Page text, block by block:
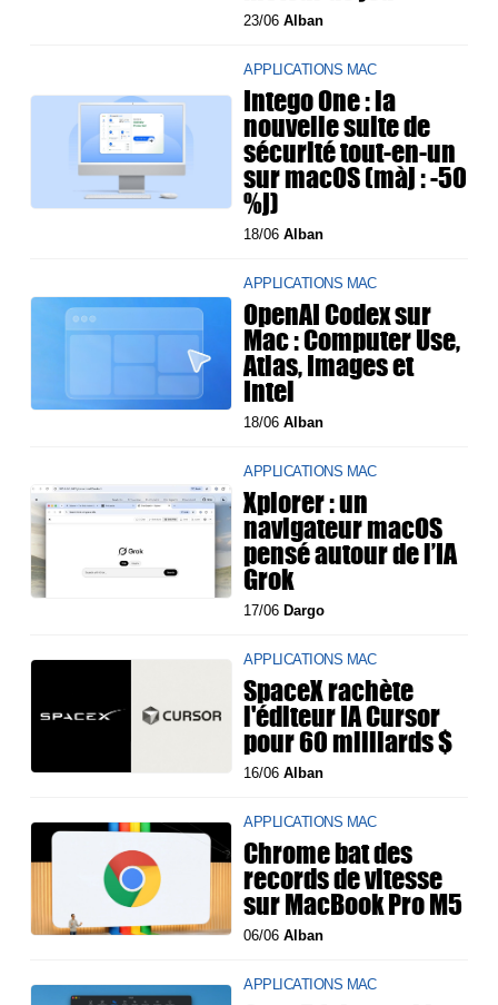
23/06Alban
APPLICATIONS MAC
Intego One : la
nouvelle suite de
sécurité tout-en-un
sur macOS (màj : -50
%j)
18/06Alban
APPLICATIONS MAC
OpenAI Codex sur
Mac : Computer Use,
Atlas, Images et
Intel
18/06Alban
APPLICATIONS MAC
Xplorer : un
navigateur macOS
pensé autour de l’IA
Grok
17/06 Dargo
APPLICATIONS MAC
SpaceX rachète
l'éditeur IA Cursor
pour 60 milliards $
16/06Alban
APPLICATIONS MAC
Chrome bat des
records de vitesse
sur MacBook Pro M5
06/06Alban
APPLICATIONS MAC